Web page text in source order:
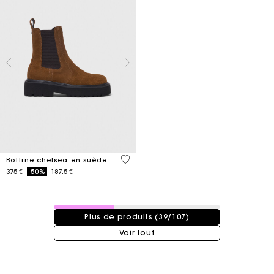
Bottine chelsea en suède
Price reduced from
375 €to-50% 187.5 €
5 out of 5 Customer Rating
39 / 107 produits
Plus de produits (39/107)
Voir tout